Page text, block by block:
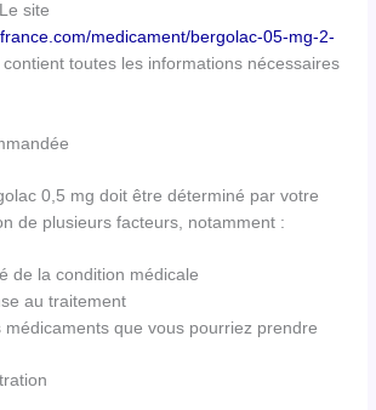
site
medicament/bergolac-05-mg-2-
contient toutes les informations nécessaires
0,5 mg doit être déterminé par votre
de plusieurs facteurs, notamment :
de la condition médicale
au traitement
médicaments que vous pourriez prendre